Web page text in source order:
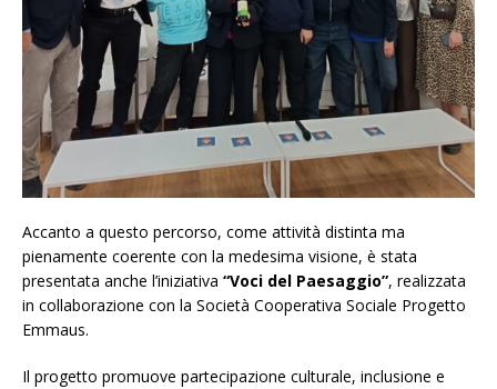
Accanto a questo percorso, come attività distinta ma
pienamente coerente con la medesima visione, è stata
presentata anche l’iniziativa “Voci del Paesaggio”, realizzata
in collaborazione con la Società Cooperativa Sociale Progetto
Emmaus.
Il progetto promuove partecipazione culturale, inclusione e